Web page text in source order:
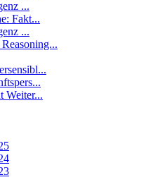
...
Fakt...
...
Weiter...